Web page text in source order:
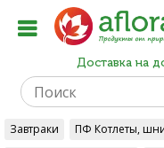
Доставка на
Завтраки ПФ Котлеты,